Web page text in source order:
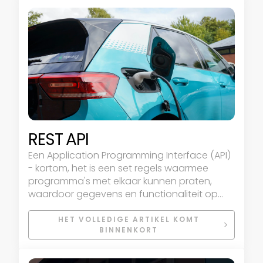
REST API
Een Application Programming Interface (API)
- kortom, het is een set regels waarmee
programma's met elkaar kunnen praten,
waardoor gegevens en functionaliteit op
het internet in een consistent formaat
worden weergegeven. REST staat voor
Representational State Transfer. Dit is een
gedistribueerde systemen een consistente
HET VOLLEDIGE ARTIKEL KOMT
BINNENKORT